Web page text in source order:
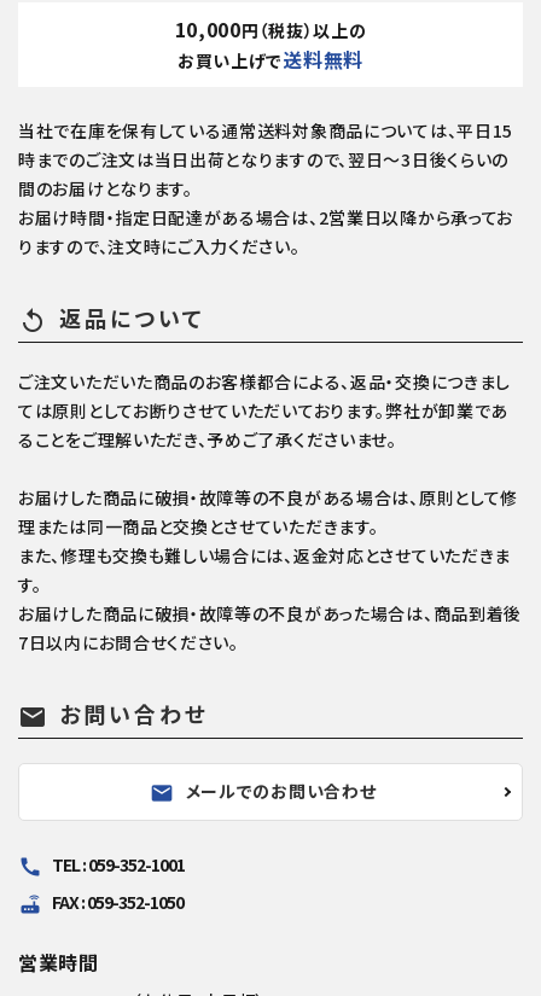
10,000円（税抜）以上の
お買い上げで送料無料
当社で在庫を保有している通常送料対象商品については、平日15
時までのご注文は当日出荷となりますので、翌日～3日後くらいの
間のお届けとなります。
お届け時間・指定日配達がある場合は、2営業日以降から承ってお
りますので、注文時にご入力ください。
replay 返品について
ご注文いただいた商品のお客様都合による、返品・交換につきまし
ては原則としてお断りさせていただいております。弊社が卸業であ
ることをご理解いただき、予めご了承くださいませ。
お届けした商品に破損・故障等の不良がある場合は、原則として修
理または同一商品と交換とさせていただきます。
また、修理も交換も難しい場合には、返金対応とさせていただきま
す。
お届けした商品に破損・故障等の不良があった場合は、商品到着後
7日以内にお問合せください。
mail お問い合わせ
mail メールでのお問い合わせ
call TEL : 059-352-1001
router FAX : 059-352-1050
営業時間